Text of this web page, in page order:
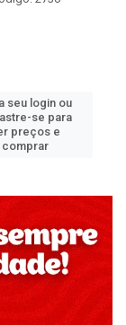
seu login ou
se para
preços e
comprar